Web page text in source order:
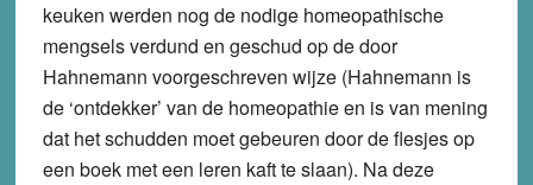
keuken werden nog de nodige homeopathische
mengsels verdund en geschud op de door
Hahnemann voorgeschreven wijze (Hahnemann is
de ‘ontdekker’ van de homeopathie en is van mening
dat het schudden moet gebeuren door de flesjes op
een boek met een leren kaft te slaan). Na deze